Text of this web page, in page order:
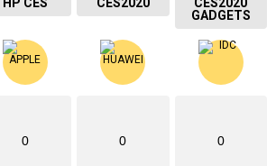
HP CES CES2020
CES2020
GADGETS
0 0 0